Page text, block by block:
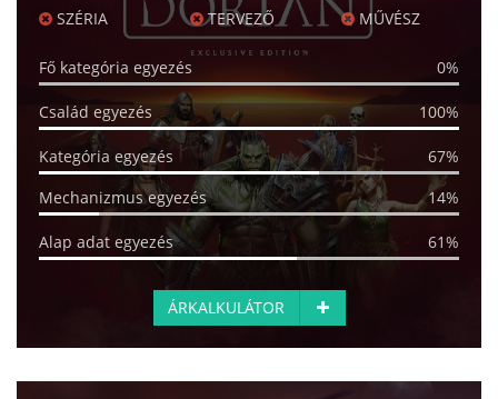
SZÉRIA TERVEZŐ MŰVÉSZ
Fő kategória egyezés 0%
Család egyezés 100%
Kategória egyezés
67%
Mechanizmus egyezés
14%
Alap adat egyezés 61%
ÁRKALKULÁTOR